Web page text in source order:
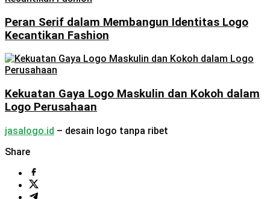
Peran Serif dalam Membangun Identitas Logo
Kecantikan Fashion
Kekuatan Gaya Logo Maskulin dan Kokoh dalam
Logo Perusahaan
jasalogo.id – desain logo tanpa ribet
Share